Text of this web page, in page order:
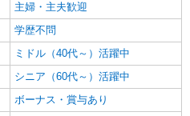
主婦・主夫歓迎
学歴不問
ミドル（40代～）活躍中
シニア（60代～）活躍中
ボーナス・賞与あり